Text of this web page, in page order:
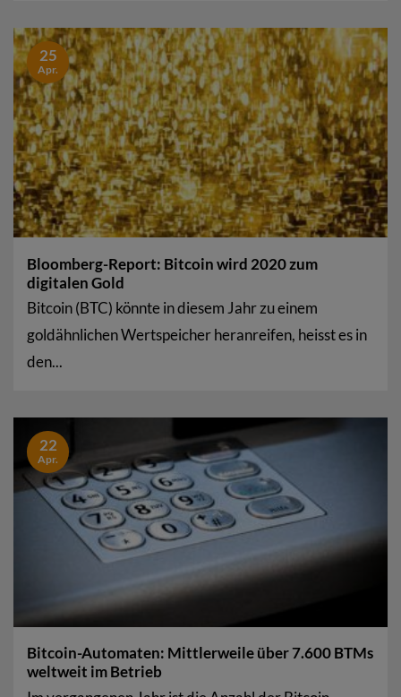
Bloomberg-Report: Bitcoin wird 2020 zum
digitalen Gold
Bitcoin (BTC) könnte in diesem Jahr zu einem
goldähnlichen Wertspeicher heranreifen, heisst es in
den...
25
Apr.
Bitcoin-Automaten: Mittlerweile über 7.600 BTMs
weltweit im Betrieb
22
Apr.